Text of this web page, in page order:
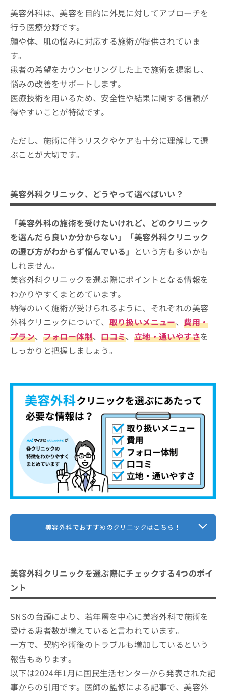
クする4つのポイント
そもそも美容外科ってどんなところ？美容外科の
わかりやすい紹介もあり！
富山県で評判の美容外科クリニックお
すすめ5選
たぐちクリニック
カメイクリニック 富山院
城本クリニック 富山院
【美容外科の基礎知識】これを知ってから美容
外科の施術を検討しよう！
体の施術メニュー
2．脂肪吸引
3．婦人科形成
4．ヒップアップ術
5．痩身・ダイエット治療
顔の施術メニュー
1．二重まぶた形成
2．鼻の整形
3．フェイスリフト
4．口元の整形
5．目元のクマ・たるみ取り
肌の施術メニュー
1．レーザー治療
2．ヒアルロン酸注射
3．ボトックス注射
4．ピーリング
5．美白治療
その他の施術メニュー
1．医療脱毛
2．多汗症・わきが治療
3．ほくろ・いぼ除去
4．タトゥー除去
5．頭皮ケア・植毛
美容外科に関するよくある質問10選！
まとめ：富山県のおすすめの美容外科クリニッ
ク5選
美容外科は、美容を目的に外見に対してアプローチを
行う医療分野です。
顔や体、肌の悩みに対応する施術が提供されていま
す。
患者の希望をカウンセリングした上で施術を提案し、
悩みの改善をサポートします。
医療技術を用いるため、安全性や結果に関する信頼が
得やすいことが特徴です。
ただし、施術に伴うリスクやケアも十分に理解して選
ぶことが大切です。
美容外科クリニック、どうやって選べばいい？
「美容外科の施術を受けたいけれど、どのクリニック
を選んだら良いか分からない」「美容外科クリニック
の選び方がわからず悩んでいる」 という方も多いかも
しれません。
美容外科クリニックを選ぶ際にポイントとなる情報を
わかりやすくまとめています。
納得のいく施術が受けられるように、それぞれの美容
外科クリニックについて、 取り扱いメニュー、費用・
プラン、 フォロー体制、口コミ、 立地・通いやすさを
しっかりと把握しましょう。
美容外科でおすすめのクリニックはこちら！
美容外科クリニックを選ぶ際にチェックする4つのポイ
ント
SNSの台頭により、若年層を中心に美容外科で施術を
受ける患者数が増えていると言われています。
一方で、契約や術後のトラブルも増加しているという
報告もあります。
以下は2024年1月に国民生活センターから発表された記
事からの引用です。医師の監修による記事で、美容外
ださ
い。
こ
ち
ら
掲
載
情
報
の
修
正
こ
ち
ら
の
他
お
問
い
合
わ
せ
は
こ
ち
ら
無
料
情
報
拡
充
お
申
し
込
は
ち